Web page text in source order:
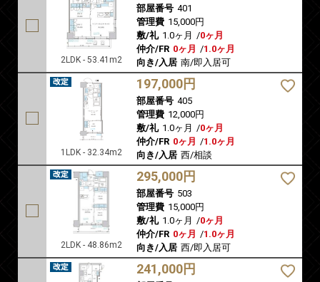
2LDK - 53.41m2
部屋番号 401
管理費 15,000円
敷/礼 1.0ヶ月 /0ヶ月
仲介/FR 0ヶ月 /1.0ヶ月
向き/入居 南/即入居可
1LDK - 32.34m2
197,000円
部屋番号 405
管理費 12,000円
敷/礼 1.0ヶ月 /0ヶ月
仲介/FR 0ヶ月 /1.0ヶ月
向き/入居 西/相談
2LDK - 48.86m2
295,000円
部屋番号 503
管理費 15,000円
敷/礼 1.0ヶ月 /0ヶ月
仲介/FR 0ヶ月 /1.0ヶ月
向き/入居 西/即入居可
241,000円